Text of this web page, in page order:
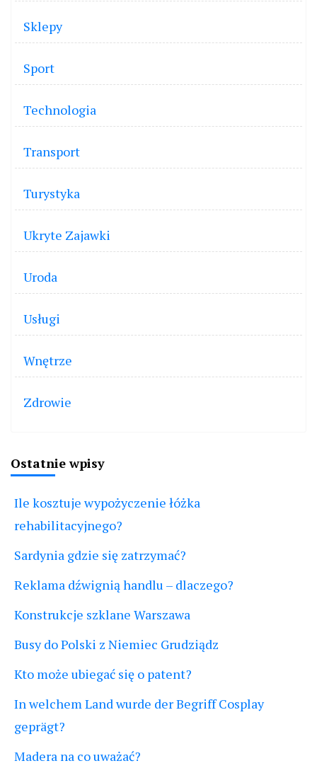
Sklepy
Sport
Technologia
Transport
Turystyka
Ukryte Zajawki
Uroda
Usługi
Wnętrze
Zdrowie
Ostatnie wpisy
Ile kosztuje wypożyczenie łóżka
rehabilitacyjnego?
Sardynia gdzie się zatrzymać?
Reklama dźwignią handlu – dlaczego?
Konstrukcje szklane Warszawa
Busy do Polski z Niemiec Grudziądz
Kto może ubiegać się o patent?
In welchem Land wurde der Begriff Cosplay
geprägt?
Madera na co uważać?